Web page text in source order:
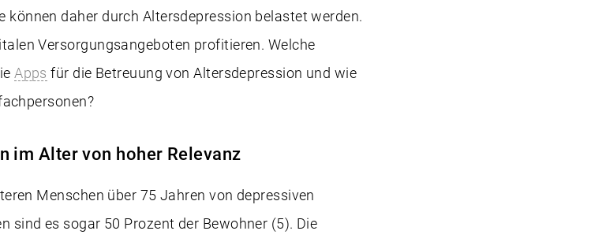
können daher durch Altersdepression belastet werden.
Versorgungsangeboten profitieren. Welche
Apps für die Betreuung von Altersdepression und wie
im Alter von hoher Relevanz
Menschen über 75 Jahren von depressiven
sind es sogar 50 Prozent der Bewohner (5). Die